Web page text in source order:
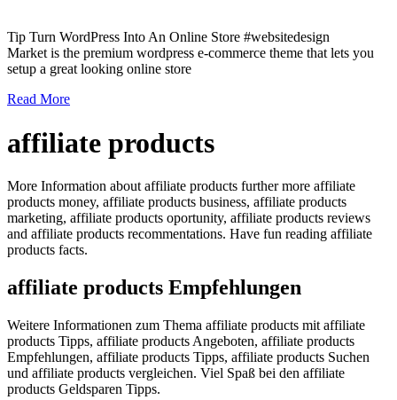
Tip Turn WordPress Into An Online Store #websitedesign
Market is the premium wordpress e-commerce theme that lets you
setup a great looking online store
Read More
affiliate products
More Information about affiliate products further more affiliate
products money, affiliate products business, affiliate products
marketing, affiliate products oportunity, affiliate products reviews
and affiliate products recommentations. Have fun reading affiliate
products facts.
affiliate products Empfehlungen
Weitere Informationen zum Thema affiliate products mit affiliate
products Tipps, affiliate products Angeboten, affiliate products
Empfehlungen, affiliate products Tipps, affiliate products Suchen
und affiliate products vergleichen. Viel Spaß bei den affiliate
products Geldsparen Tipps.